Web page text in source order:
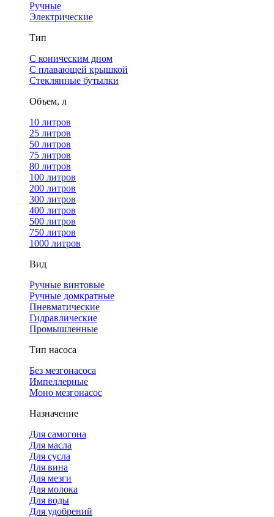
Ручные
Электрические
Тип
С коническим дном
С плавающей крышкой
Стеклянные бутылки
Объем, л
10 литров
25 литров
50 литров
75 литров
80 литров
100 литров
200 литров
300 литров
400 литров
500 литров
750 литров
1000 литров
Вид
Ручные винтовые
Ручные домкратные
Пневматические
Гидравлические
Промышленные
Тип насоса
Без мезгонасоса
Импеллерные
Моно мезгонасос
Назначение
Для самогона
Для масла
Для сусла
Для вина
Для мезги
Для молока
Для воды
Для удобрений